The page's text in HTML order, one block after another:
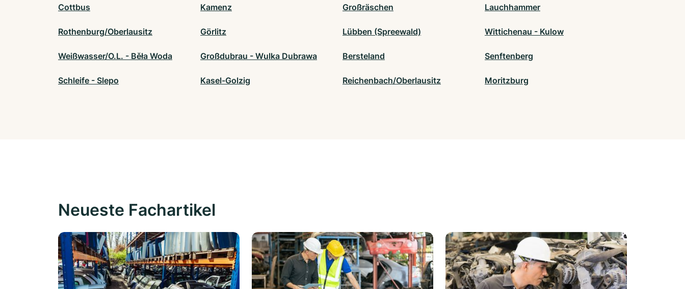
Cottbus Kamenz Großräschen Lauchhammer
Rothenburg/Oberlausitz Görlitz Lübben (Spreewald) Wittichenau - Kulow
Weißwasser/O.L. - Běła Woda Großdubrau - Wulka Dubrawa Bersteland Senftenberg
Schleife - Slepo Kasel-Golzig Reichenbach/Oberlausitz Moritzburg
Neueste Fachartikel